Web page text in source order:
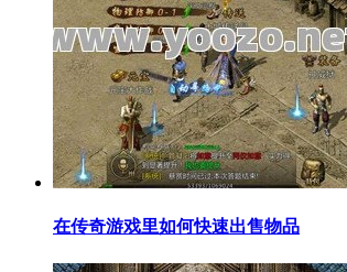
在传奇游戏里如何快速出售物品